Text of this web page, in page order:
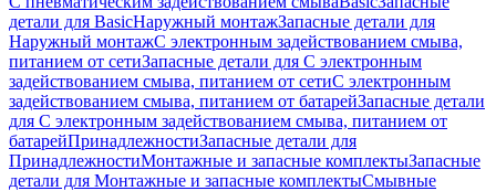
детали для BasicНаружный монтажЗапасные детали для
Наружный монтажС электронным задействованием смыва,
питанием от сетиЗапасные детали для С электронным
задействованием смыва, питанием от сетиС электронным
задействованием смыва, питанием от батарейЗапасные детали
для С электронным задействованием смыва, питанием от
батарейПринадлежностиЗапасные детали для
ПринадлежностиМонтажные и запасные комплектыЗапасные
детали для Монтажные и запасные комплектыСмывные